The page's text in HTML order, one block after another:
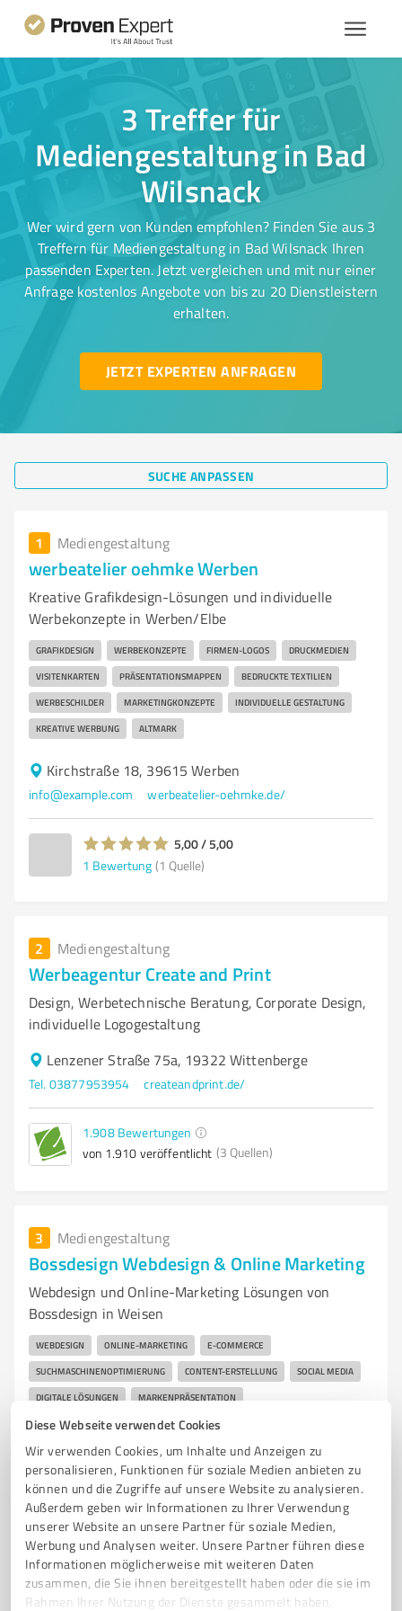
Diese Webseite verwendet Cookies
Wir verwenden Cookies, um Inhalte und Anzeigen zu
personalisieren, Funktionen für soziale Medien anbieten zu
können und die Zugriffe auf unsere Website zu analysieren.
Außerdem geben wir Informationen zu Ihrer Verwendung
unserer Website an unsere Partner für soziale Medien,
Werbung und Analysen weiter. Unsere Partner führen diese
Informationen möglicherweise mit weiteren Daten
zusammen, die Sie ihnen bereitgestellt haben oder die sie im
Rahmen Ihrer Nutzung der Dienste gesammelt haben.
3 Treffer für
Mediengestaltung in Bad
Wilsnack
Wer wird gern von Kunden empfohlen? Finden Sie aus 3
Treffern für Mediengestaltung in Bad Wilsnack Ihren
passenden Experten. Jetzt vergleichen und mit nur einer
Anfrage kostenlos Angebote von bis zu 20 Dienstleistern
erhalten.
JETZT EXPERTEN ANFRAGEN
SUCHE ANPASSEN
1 Mediengestaltung
werbeatelier oehmke Werben
Kreative Grafikdesign-Lösungen und individuelle
Werbekonzepte in Werben/Elbe
GRAFIKDESIGN WERBEKONZEPTE FIRMEN-LOGOS DRUCKMEDIEN
VISITENKARTEN PRÄSENTATIONSMAPPEN BEDRUCKTE TEXTILIEN
WERBESCHILDER MARKETINGKONZEPTE INDIVIDUELLE GESTALTUNG
KREATIVE WERBUNG ALTMARK
Kirchstraße 18, 39615 Werben
info@example.com werbeatelier-oehmke.de/
5,00 / 5,00
1 Bewertung (1 Quelle)
2 Mediengestaltung
Werbeagentur Create and Print
Design, Werbetechnische Beratung, Corporate Design,
individuelle Logogestaltung
Lenzener Straße 75a, 19322 Wittenberge
Tel. 03877953954 createandprint.de/
1.908 Bewertungen
von 1.910 veröffentlicht (3 Quellen)
3 Mediengestaltung
Bossdesign Webdesign & Online Marketing
Webdesign und Online-Marketing Lösungen von
Bossdesign in Weisen
WEBDESIGN ONLINE-MARKETING E-COMMERCE
SUCHMASCHINENOPTIMIERUNG CONTENT-ERSTELLUNG SOCIAL MEDIA
DIGITALE LÖSUNGEN MARKENPRÄSENTATION
KREATIVE KOMMUNIKATION DIGITALE AGENTUR
MASSGESCHNEIDERTE LÖSUNGEN INNOVATIVE STRATEGIEN
Platz d. Siedler 7, 19322 Weisen
info@bossdesign.de bossdesign.de/
0,00 / 5,00
Nicht bewertet0